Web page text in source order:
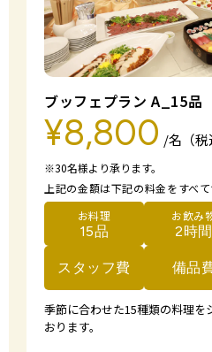
ブッフェプラン A_15品
¥8,800 /名（税
※30名様より承ります。
上記の金額は下記の料金をすべて
お料理
15品
お飲み
2時間
スタッフ費 備品
季節に合わせた15種類の料理を
おります。